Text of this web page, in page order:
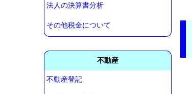
法人の決算書分析
その他税金について
不動産
不動産登記